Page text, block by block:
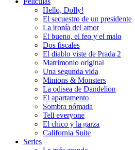
Hello, Dolly!
El secuestro de un presidente
La ironía del amor
El bueno, el feo y el malo
Dos fiscales
El diablo viste de Prada 2
Matrimonio original
Una segunda vida
Minions & Monsters
La odisea de Dandelion
El apartamento
Sombra nómada
Tell everyone
El chico y la garza
California Suite
Series